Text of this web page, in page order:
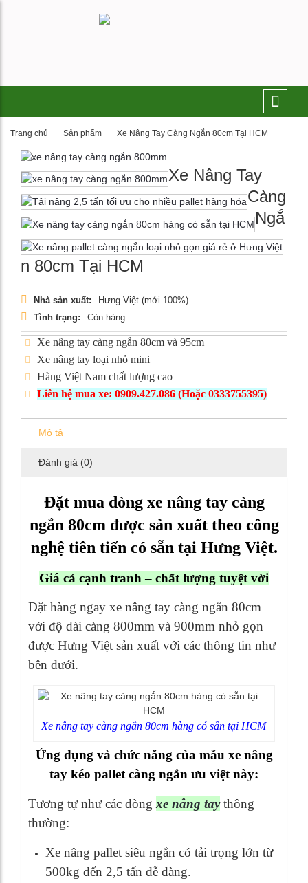
Trang chủ Sản phẩm Xe Nâng Tay Càng Ngắn 80cm Tại HCM
Xe Nâng Tay
Càng
Ngắ
n 80cm Tại HCM
Nhà sản xuất:
Hưng Việt (mới 100%)
Tình trạng:
Còn hàng
Xe nâng tay càng ngắn 80cm và 95cm
Xe nâng tay loại nhỏ mini
Hàng Việt Nam chất lượng cao
Liên hệ mua xe: 0909.427.086 (Hoặc 0333755395)
Mô tả
Đánh giá (0)
Đặt mua dòng xe nâng tay càng
ngắn 80cm được sản xuất theo công
nghệ tiên tiến có sẵn tại Hưng Việt.
Giá cả cạnh tranh – chất lượng tuyệt vời
Đặt hàng ngay xe nâng tay càng ngắn 80cm
với độ dài càng 800mm và 900mm nhỏ gọn
được Hưng Việt sản xuất với các thông tin như
bên dưới.
Xe nâng tay càng ngắn 80cm hàng có sẵn tại HCM
Ứng dụng và chức năng của mẫu xe nâng
tay kéo pallet càng ngắn ưu việt này:
Tương tự như các dòng xe nâng taythông
thường:
Xe nâng pallet siêu ngắn có tải trọng lớn từ
500kg đến 2,5 tấn dễ dàng.